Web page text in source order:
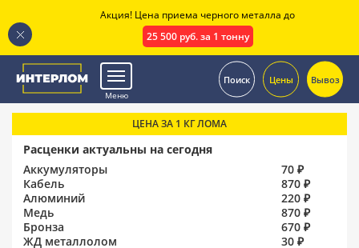
Меню
Поиск Цены Вывоз
ЦЕНА ЗА 1 КГ ЛОМА
Расценки актуальны на сегодня
Аккумуляторы
70 ₽
Кабель
870 ₽
Алюминий
220 ₽
Медь
870 ₽
Бронза
670 ₽
ЖД металлолом
30 ₽
Акция! Цена приема черного металла до
25 500 руб. за 1 тонну
.